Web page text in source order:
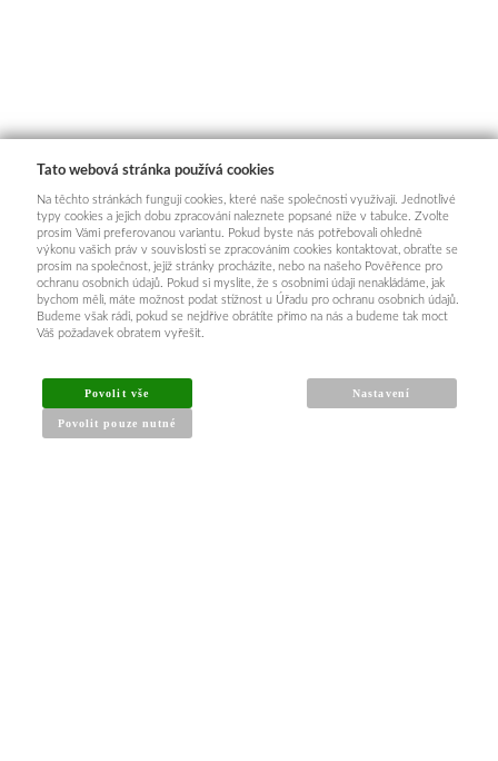
INFORMACE PRO KUPUJÍCÍ
Obchodní podmínky
Tato webová stránka používá cookies
Na těchto stránkách fungují cookies, které naše společnosti využívají. Jednotlivé
typy cookies a jejich dobu zpracování naleznete popsané níže v tabulce. Zvolte
prosím Vámi preferovanou variantu. Pokud byste nás potřebovali ohledně
výkonu vašich práv v souvislosti se zpracováním cookies kontaktovat, obraťte se
prosím na společnost, jejíž stránky procházíte, nebo na našeho Pověřence pro
ochranu osobních údajů. Pokud si myslíte, že s osobními údaji nenakládáme, jak
bychom měli, máte možnost podat stížnost u Úřadu pro ochranu osobních údajů.
Budeme však rádi, pokud se nejdříve obrátíte přímo na nás a budeme tak moct
Váš požadavek obratem vyřešit.
Povolit vše
Povolit pouze nutné
Nastavení